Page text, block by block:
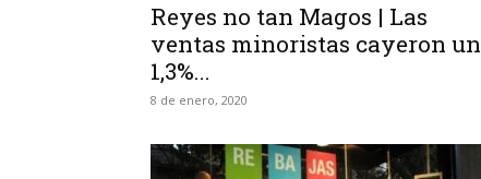
Reyes no tan Magos | Las
ventas minoristas cayeron un
1,3%...
8 de enero, 2020